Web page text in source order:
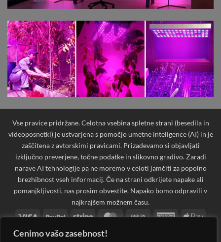
Cenimo vašo zasebnost!
Vse pravice pridržane. Celotna vsebina spletne strani (besedila in
videoposnetki) je ustvarjena s pomočjo umetne inteligence (AI) in je
zaščitena z avtorskimi pravicami. Prizadevamo si objavljati
izključno preverjene, točne podatke in slikovno gradivo. Zaradi
narave AI tehnologije pa ne moremo v celoti jamčiti za popolno
brezhibnost vseh informacij. Če na strani odkrijete napake ali
pomanjkljivosti, nas prosim obvestite. Napako bomo odpravili v
najkrajšem možnem času.
Visa
PayPal Stripe MasterCard
Cash
AmericanApple
Bank
Cash
Credit